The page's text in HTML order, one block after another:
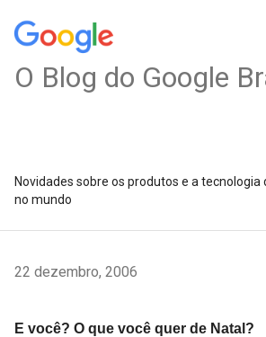
O Blog do Google
Novidades sobre os produtos e a tecnologia
no mundo
22 dezembro, 2006
E você? O que você quer de Natal?